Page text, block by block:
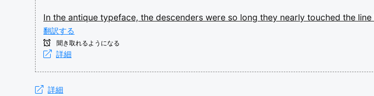
In the antique typeface, the descenders were so long they nearly touched the line
翻訳する
聞き取れるようになる
詳細
詳細